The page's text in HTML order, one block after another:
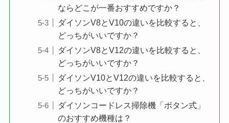
ならどこが一番おすすめですか？
ダイソンV8とV10の違いを比較すると、
どっちがいいですか？
ダイソンV8とV12の違いを比較すると、
どっちがいいですか？
ダイソンV10とV12の違いを比較すると、
どっちがいいですか？
ダイソンコードレス掃除機「ボタン式」
のおすすめ機種は？